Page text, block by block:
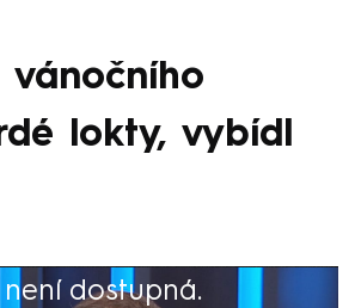
lokty, vybídl
dostupná.